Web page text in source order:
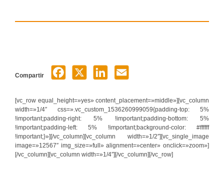
Compartir
[vc_row equal_height=»yes» content_placement=»middle»][vc_column
width=»1/4″ css=».vc_custom_1536260999059{padding-top: 5%
!important;padding-right: 5% !important;padding-bottom: 5%
!important;padding-left: 5% !important;background-color: #ffffff
!important;}»][/vc_column][vc_column width=»1/2″][vc_single_image
image=»12567″ img_size=»full» alignment=»center» onclick=»zoom»]
[/vc_column][vc_column width=»1/4″][/vc_column][/vc_row]